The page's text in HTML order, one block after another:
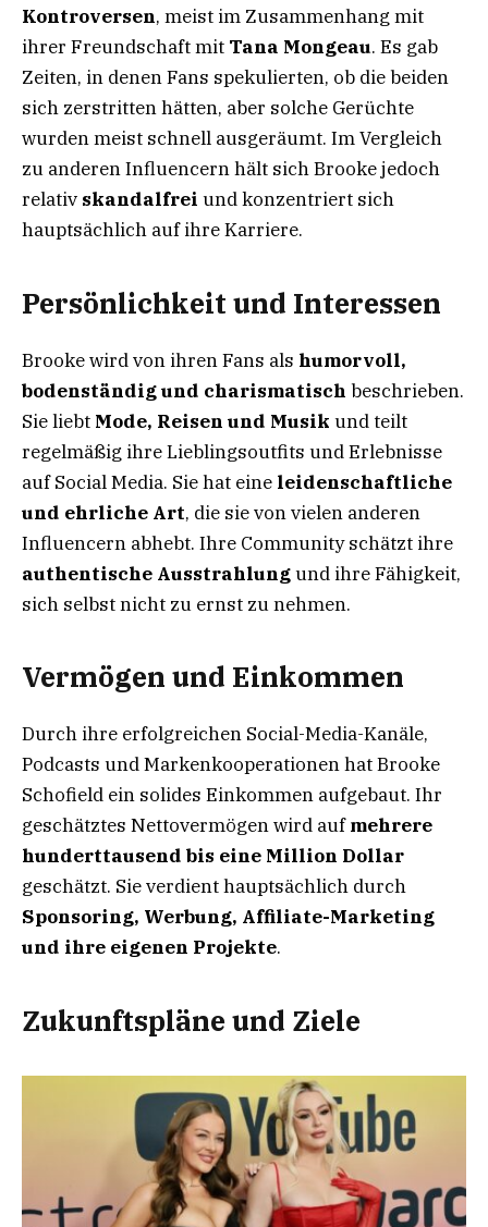
Kontroversen, meist im Zusammenhang mit
ihrer Freundschaft mit Tana Mongeau. Es gab
Zeiten, in denen Fans spekulierten, ob die beiden
sich zerstritten hätten, aber solche Gerüchte
wurden meist schnell ausgeräumt. Im Vergleich
zu anderen Influencern hält sich Brooke jedoch
relativ skandalfrei und konzentriert sich
hauptsächlich auf ihre Karriere.
Persönlichkeit und Interessen
Brooke wird von ihren Fans als humorvoll,
bodenständig und charismatisch beschrieben.
Sie liebt Mode, Reisen und Musik und teilt
regelmäßig ihre Lieblingsoutfits und Erlebnisse
auf Social Media. Sie hat eine leidenschaftliche
und ehrliche Art, die sie von vielen anderen
Influencern abhebt. Ihre Community schätzt ihre
authentische Ausstrahlungund ihre Fähigkeit,
sich selbst nicht zu ernst zu nehmen.
Vermögen und Einkommen
Durch ihre erfolgreichen Social-Media-Kanäle,
Podcasts und Markenkooperationen hat Brooke
Schofield ein solides Einkommen aufgebaut. Ihr
geschätztes Nettovermögen wird aufmehrere
hunderttausend bis eine Million Dollar
geschätzt. Sie verdient hauptsächlich durch
Sponsoring, Werbung, Affiliate-Marketing
und ihre eigenen Projekte.
Zukunftspläne und Ziele